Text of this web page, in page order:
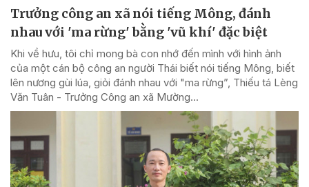
Trưởng công an xã nói tiếng Mông, đánh
nhau với 'ma rừng' bằng 'vũ khí' đặc biệt
Khi về hưu, tôi chỉ mong bà con nhớ đến mình với hình ảnh
của một cán bộ công an người Thái biết nói tiếng Mông, biết
lên nương gùi lúa, giỏi đánh nhau với "ma rừng”, Thiếu tá Lèng
Văn Tuân - Trưởng Công an xã Mường...